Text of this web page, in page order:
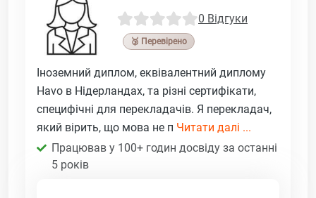
0 Відгуки
🥉 Перевірено
Іноземний диплом, еквівалентний диплому
Havo в Нідерландах, та різні сертифікати,
специфічні для перекладачів. Я перекладач,
який вірить, що мова не п Читати далі ...
Працював у 100+ годин досвіду за останні
5 років